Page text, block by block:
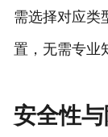
需选择对应类
置，无需专业
安全性